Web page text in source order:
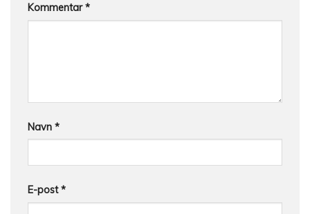
Kommentar*
Navn *
E-post*